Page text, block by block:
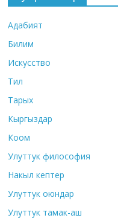
Адабият
Билим
Искусство
Тил
Тарых
Кыргыздар
Коом
Улуттук философия
Накыл кептер
Улуттук оюндар
Улуттук тамак-аш